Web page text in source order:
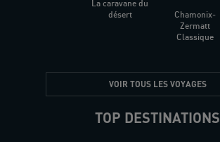
La caravane du
désert
Chamonix-
Zermatt
Classique
VOIR TOUS LES VOYAGES
TOP DESTINATIONS